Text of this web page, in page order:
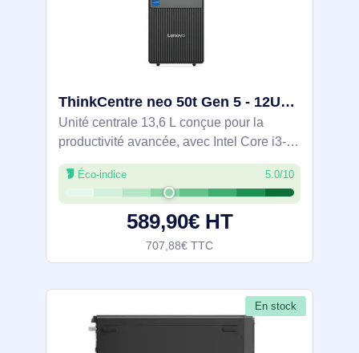
ThinkCentre neo 50t Gen 5 - 12UD00EYFR
Unité centrale 13,6 L conçue pour la
productivité avancée, avec Intel Core i3-
14100, 8 Go DDR5 4800 MHz (extensible
64 Go) et SSD NVMe PCIe 4.0 256 Go.
GPU Intel UHD 730, Windows 11 Pro.
Connectivité
Éco-indice 5.0/10
589,90€ HT
707,88€ TTC
En stock